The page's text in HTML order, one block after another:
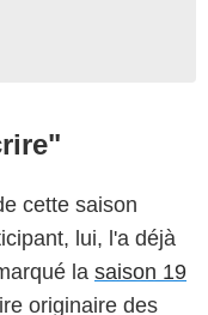
cette saison
lui, l'a déjà
la saison 19
originaire des